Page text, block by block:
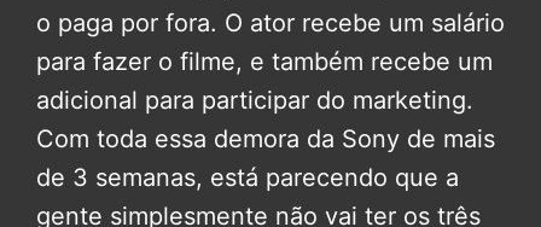
o paga por fora. O ator recebe um salário
para fazer o filme, e também recebe um
adicional para participar do marketing.
Com toda essa demora da Sony de mais
de 3 semanas, está parecendo que a
gente simplesmente não vai ter os três